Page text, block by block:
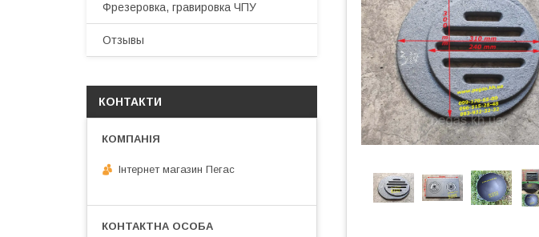
Фрезеровка, гравировка ЧПУ
Отзывы
КОНТАКТИ
Інтернет магазин Пегас